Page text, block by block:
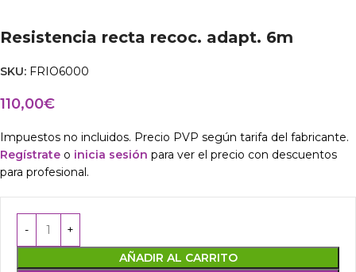
Resistencia recta recoc. adapt. 6m
SKU: FRIO6000
110,00€
Impuestos no incluidos. Precio PVP según tarifa del fabricante.
Regístrate o inicia sesión para ver el precio con descuentos
para profesional.
AÑADIR AL CARRITO